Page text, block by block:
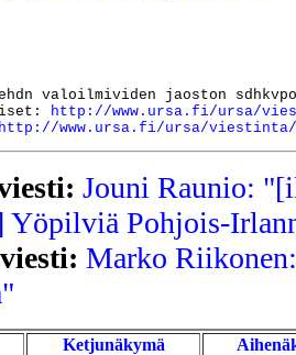
valoilmividen jaoston
http://www.ursa.fi/ursa/
http://www.ursa.fi/ursa/viestinta/
Jouni Raunio:
Yöpilviä Pohjois-
Marko
Ketjunäkymä